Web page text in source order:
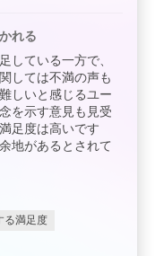
れる
している一方で、
しては不満の声も
しいと感じるユー
を示す意見も見受
足度は高いです
地があるとされて
る満足度